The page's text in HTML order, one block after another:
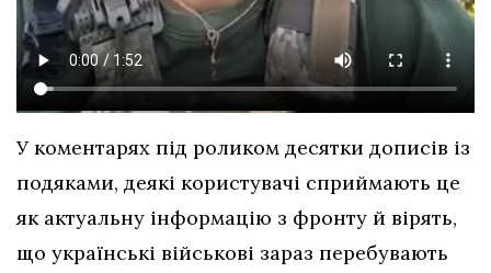
У коментарях під роликом десятки дописів із
подяками, деякі користувачі сприймають це
як актуальну інформацію з фронту й вірять,
що українські військові зараз перебувають